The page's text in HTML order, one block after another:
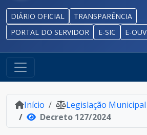
DIÁRIO OFICIAL
TRANSPARÊNCIA
PORTAL DO SERVIDOR
E-SIC E-OUV
Início Legislação Municipal
Decreto 127/2024